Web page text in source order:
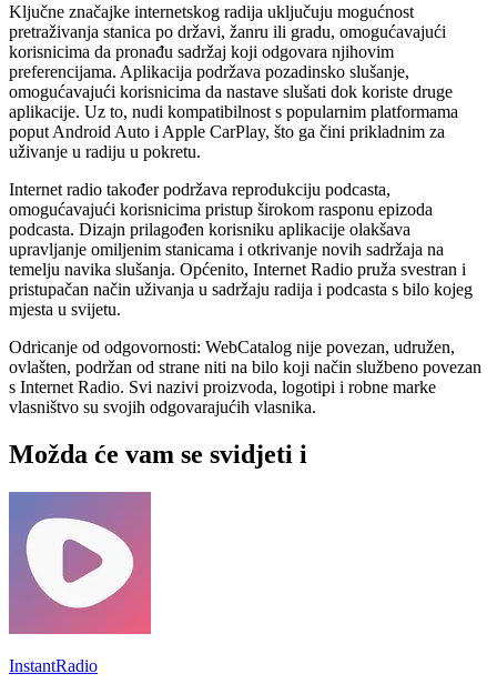
Ključne značajke internetskog radija uključuju mogućnost
pretraživanja stanica po državi, žanru ili gradu, omogućavajući
korisnicima da pronađu sadržaj koji odgovara njihovim
preferencijama. Aplikacija podržava pozadinsko slušanje,
omogućavajući korisnicima da nastave slušati dok koriste druge
aplikacije. Uz to, nudi kompatibilnost s popularnim platformama
poput Android Auto i Apple CarPlay, što ga čini prikladnim za
uživanje u radiju u pokretu.
Internet radio također podržava reprodukciju podcasta,
omogućavajući korisnicima pristup širokom rasponu epizoda
podcasta. Dizajn prilagođen korisniku aplikacije olakšava
upravljanje omiljenim stanicama i otkrivanje novih sadržaja na
temelju navika slušanja. Općenito, Internet Radio pruža svestran i
pristupačan način uživanja u sadržaju radija i podcasta s bilo kojeg
mjesta u svijetu.
Odricanje od odgovornosti: WebCatalog nije povezan, udružen,
ovlašten, podržan od strane niti na bilo koji način službeno povezan
s Internet Radio. Svi nazivi proizvoda, logotipi i robne marke
vlasništvo su svojih odgovarajućih vlasnika.
Možda će vam se svidjeti i
InstantRadio